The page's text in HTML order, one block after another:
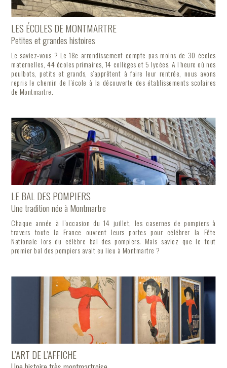
LES ÉCOLES DE MONTMARTRE
Petites et grandes histoires
Le saviez-vous ? Le 18e arrondissement compte pas moins de 30 écoles
maternelles, 44 écoles primaires, 14 collèges et 5 lycées. A l’heure où nos
poulbots, petits et grands, s’apprêtent à faire leur rentrée, nous avons
repris le chemin de l’école à la découverte des établissements scolaires
de Montmartre.
LE BAL DES POMPIERS
Une tradition née à Montmartre
Chaque année à l’occasion du 14 juillet, les casernes de pompiers à
travers toute la France ouvrent leurs portes pour célébrer la Fête
Nationale lors du célèbre bal des pompiers. Mais saviez que le tout
premier bal des pompiers avait eu lieu à Montmartre ?
L’ART DE L’AFFICHE